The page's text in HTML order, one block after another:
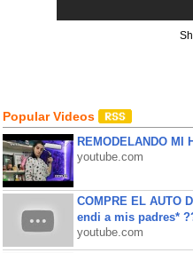
Popular Videos
REMODELANDO MI
youtube.com
COMPRE EL AUTO
endi a mis padres*
youtube.com